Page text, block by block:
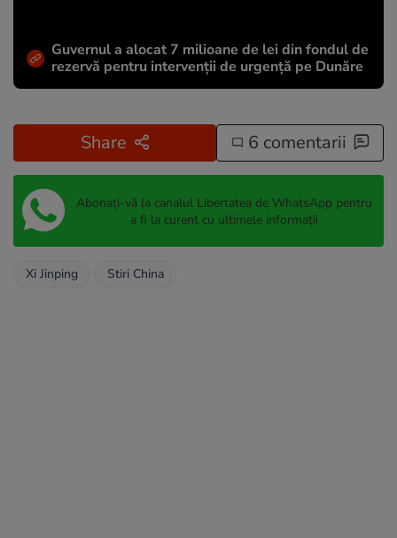
Guvernul a alocat 7 milioane de lei din fondul de
rezervă pentru intervenții de urgență pe Dunăre
Share 6 comentarii
Abonați-vă la canalul Libertatea de WhatsApp pentru
a fi la curent cu ultimele informații
Xi Jinping Stiri China